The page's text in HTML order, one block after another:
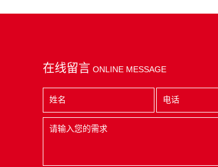
在线留言 ONLINE MESSAGE